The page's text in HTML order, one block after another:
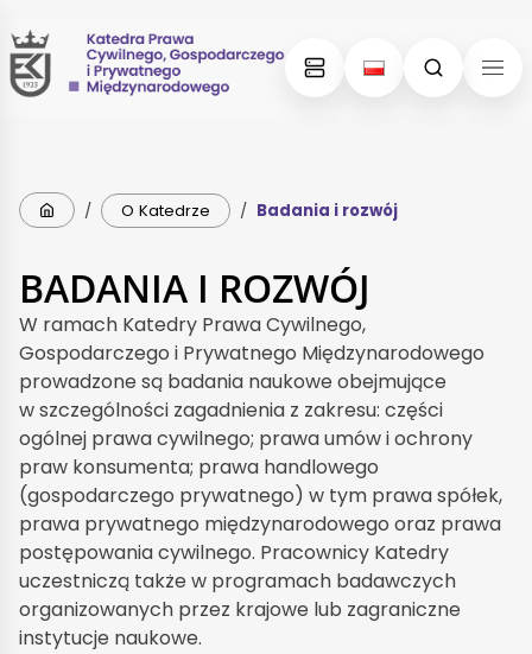
Skip
to
content
Skip
to
menu
Strona główna
/ O Katedrze / Badania i rozwój
BADANIA I ROZWÓJ
W ramach Katedry Prawa Cywilnego,
Gospodarczego i Prywatnego Międzynarodowego
prowadzone są badania naukowe obejmujące
w szczególności zagadnienia z zakresu: części
ogólnej prawa cywilnego; prawa umów i ochrony
praw konsumenta; prawa handlowego
(gospodarczego prywatnego) w tym prawa spółek,
prawa prywatnego międzynarodowego oraz prawa
postępowania cywilnego. Pracownicy Katedry
uczestniczą także w programach badawczych
organizowanych przez krajowe lub zagraniczne
instytucje naukowe.